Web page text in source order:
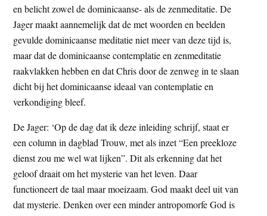
en belicht zowel de dominicaanse- als de zenmeditatie. De
Jager maakt aannemelijk dat de met woorden en beelden
gevulde dominicaanse meditatie niet meer van deze tijd is,
maar dat de dominicaanse contemplatie en zenmeditatie
raakvlakken hebben en dat Chris door de zenweg in te slaan
dicht bij het dominicaanse ideaal van contemplatie en
verkondiging bleef.
De Jager: ‘Op de dag dat ik deze inleiding schrijf, staat er
een column in dagblad Trouw, met als inzet “Een preekloze
dienst zou me wel wat lijken”. Dit als erkenning dat het
geloof draait om het mysterie van het leven. Daar
functioneert de taal maar moeizaam. God maakt deel uit van
dat mysterie. Denken over een minder antropomorfe God is